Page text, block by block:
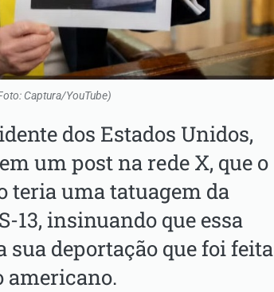
Captura/YouTube)
dos Estados Unidos,
um post na rede X, que o
uma tatuagem da
13, insinuando que essa
deportação que foi feita
americano.